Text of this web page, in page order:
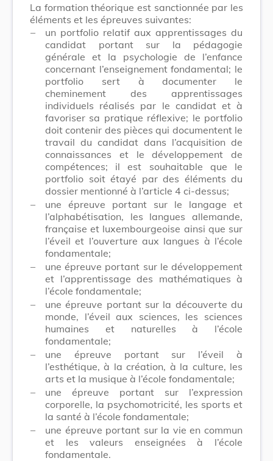
La formation théorique est sanctionnée par les
éléments et les épreuves suivantes:
–
un portfolio relatif aux apprentissages du
candidat portant sur la pédagogie
générale et la psychologie de l’enfance
concernant l’enseignement fondamental; le
portfolio sert à documenter le
cheminement des apprentissages
individuels réalisés par le candidat et à
favoriser sa pratique réflexive; le portfolio
doit contenir des pièces qui documentent le
travail du candidat dans l’acquisition de
connaissances et le développement de
compétences; il est souhaitable que le
portfolio soit étayé par des éléments du
dossier mentionné à l’article 4 ci-dessus;
–
une épreuve portant sur le langage et
l’alphabétisation, les langues allemande,
française et luxembourgeoise ainsi que sur
l’éveil et l’ouverture aux langues à l’école
fondamentale;
–
une épreuve portant sur le développement
et l’apprentissage des mathématiques à
l’école fondamentale;
–
une épreuve portant sur la découverte du
monde, l’éveil aux sciences, les sciences
humaines et naturelles à l’école
fondamentale;
–
une épreuve portant sur l’éveil à
l’esthétique, à la création, à la culture, les
arts et la musique à l’école fondamentale;
–
une épreuve portant sur l’expression
corporelle, la psychomotricité, les sports et
la santé à l’école fondamentale;
–
une épreuve portant sur la vie en commun
et les valeurs enseignées à l’école
fondamentale.